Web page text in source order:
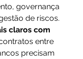
governança
de riscos.
claros com
entre
precisam